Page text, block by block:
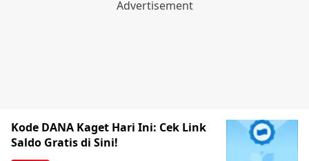
Kode DANA Kaget Hari Ini: Cek Link
Saldo Gratis di Sini!